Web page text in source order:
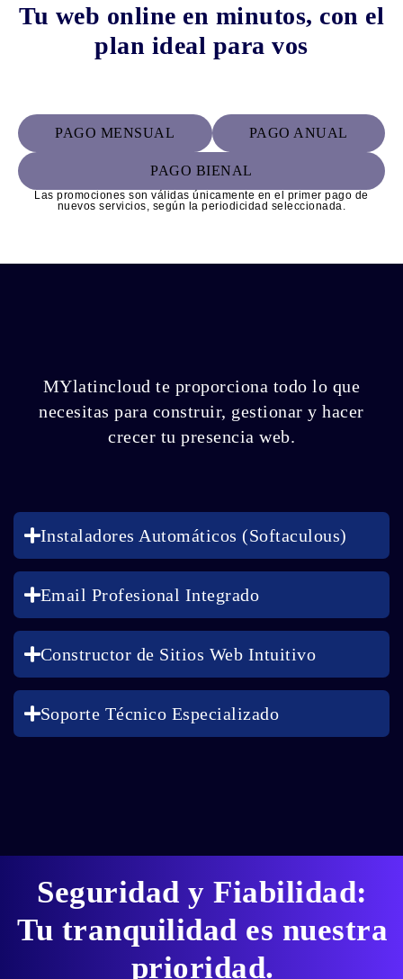
Tu web online en minutos, con el
plan ideal para vos
PAGO MENSUAL PAGO ANUAL
PAGO BIENAL
Las promociones son válidas únicamente en el primer pago de
nuevos servicios, según la periodicidad seleccionada.
MYlatincloud te proporciona todo lo que
necesitas para construir, gestionar y hacer
crecer tu presencia web.
Instaladores Automáticos (Softaculous)
Email Profesional Integrado
Constructor de Sitios Web Intuitivo
Soporte Técnico Especializado
Seguridad y Fiabilidad:
Tu tranquilidad es nuestra
prioridad.